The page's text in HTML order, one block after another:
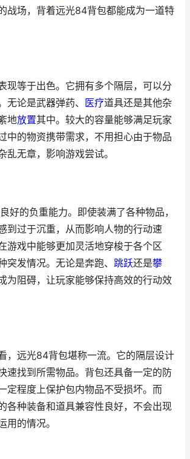
战场，背着远光84背包都能成为一道特
现等于出色。它拥有多个隔层，可以分
无论是武器弹药、
医疗道具还是其他杂
地放置其中。较大的容量能够满足玩家
中的物资携带需求，不用担心由于物品
乱无章，影响游戏尝试。
好的负重能力。即使装满了各种物品，
到过于沉重，从而影响人物的行动速
游戏中能够更加灵活地穿梭于各个区
突发情况。无论是奔跑、 跳跃还是攀
为阻碍，让玩家能够保持高效的行动效
，远光84背包堪称一流。它的隔层设计
速找到所需物品。背包还具备一定的防
定程度上保护包内物品不受损坏。而
各种装备和道具兼容性良好，不会出现
用的情况。